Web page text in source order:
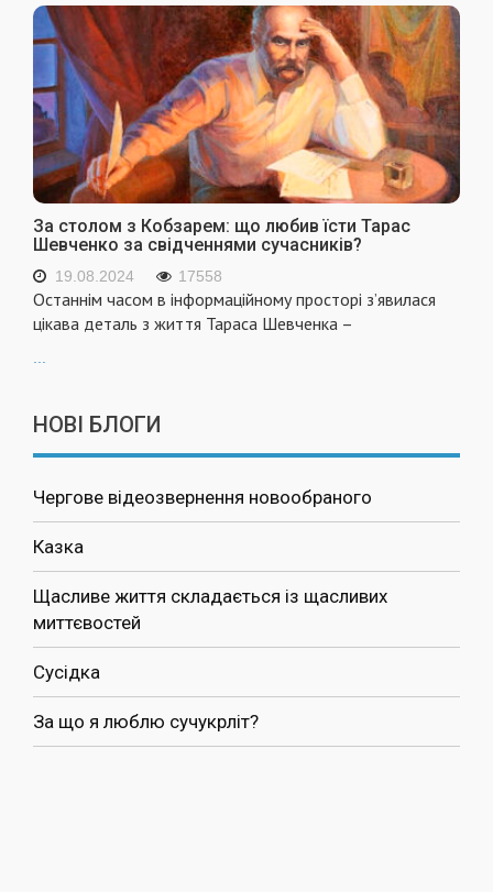
За столом з Кобзарем: що любив їсти Тарас
Шевченко за свідченнями сучасників?
19.08.2024 17558
Останнім часом в інформаційному просторі з’явилася
цікава деталь з життя Тараса Шевченка –
НОВІ БЛОГИ
Чергове відеозвернення новообраного
Казка
Щасливе життя складається із щасливих
миттєвостей
Сусідка
За що я люблю сучукрліт?